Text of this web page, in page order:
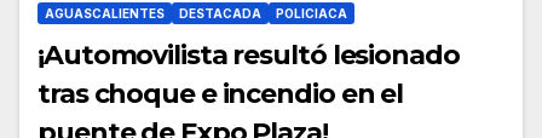
AGUASCALIENTES DESTACADA POLICIACA
¡Automovilista resultó lesionado
tras choque e incendio en el